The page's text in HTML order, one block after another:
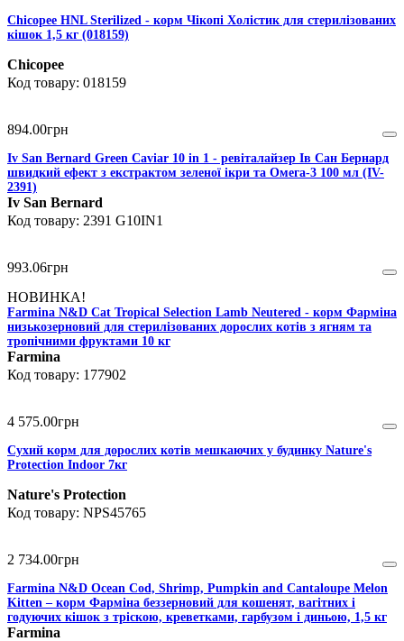
Chicopee HNL Sterilized - корм Чікопі Холістик для стерилізованих
кішок 1,5 кг (018159)
Chicopee
018159
894.00грн
Iv San Bernard Green Caviar 10 in 1 - ревіталайзер Ів Сан Бернард
швидкий ефект з екстрактом зеленої ікри та Омега-3 100 мл (IV-
2391)
Iv San Bernard
2391 G10IN1
993.06грн
НОВИНКА!
Farmina N&D Cat Tropical Selection Lamb Neutered - корм Фарміна
низькозерновий для стерилізованих дорослих котів з ягням та
тропічними фруктами 10 кг
Farmina
177902
4 575.00грн
Сухий корм для дорослих котів мешкаючих у будинку Nature's
Protection Indoor 7кг
Nature's Protection
NPS45765
2 734.00грн
Farmina N&D Ocean Cod, Shrimp, Pumpkin and Cantaloupe Melon
Kitten – корм Фарміна беззерновий для кошенят, вагітних і
годуючих кішок з тріскою, креветками, гарбузом і диньою, 1,5 кг
Farmina